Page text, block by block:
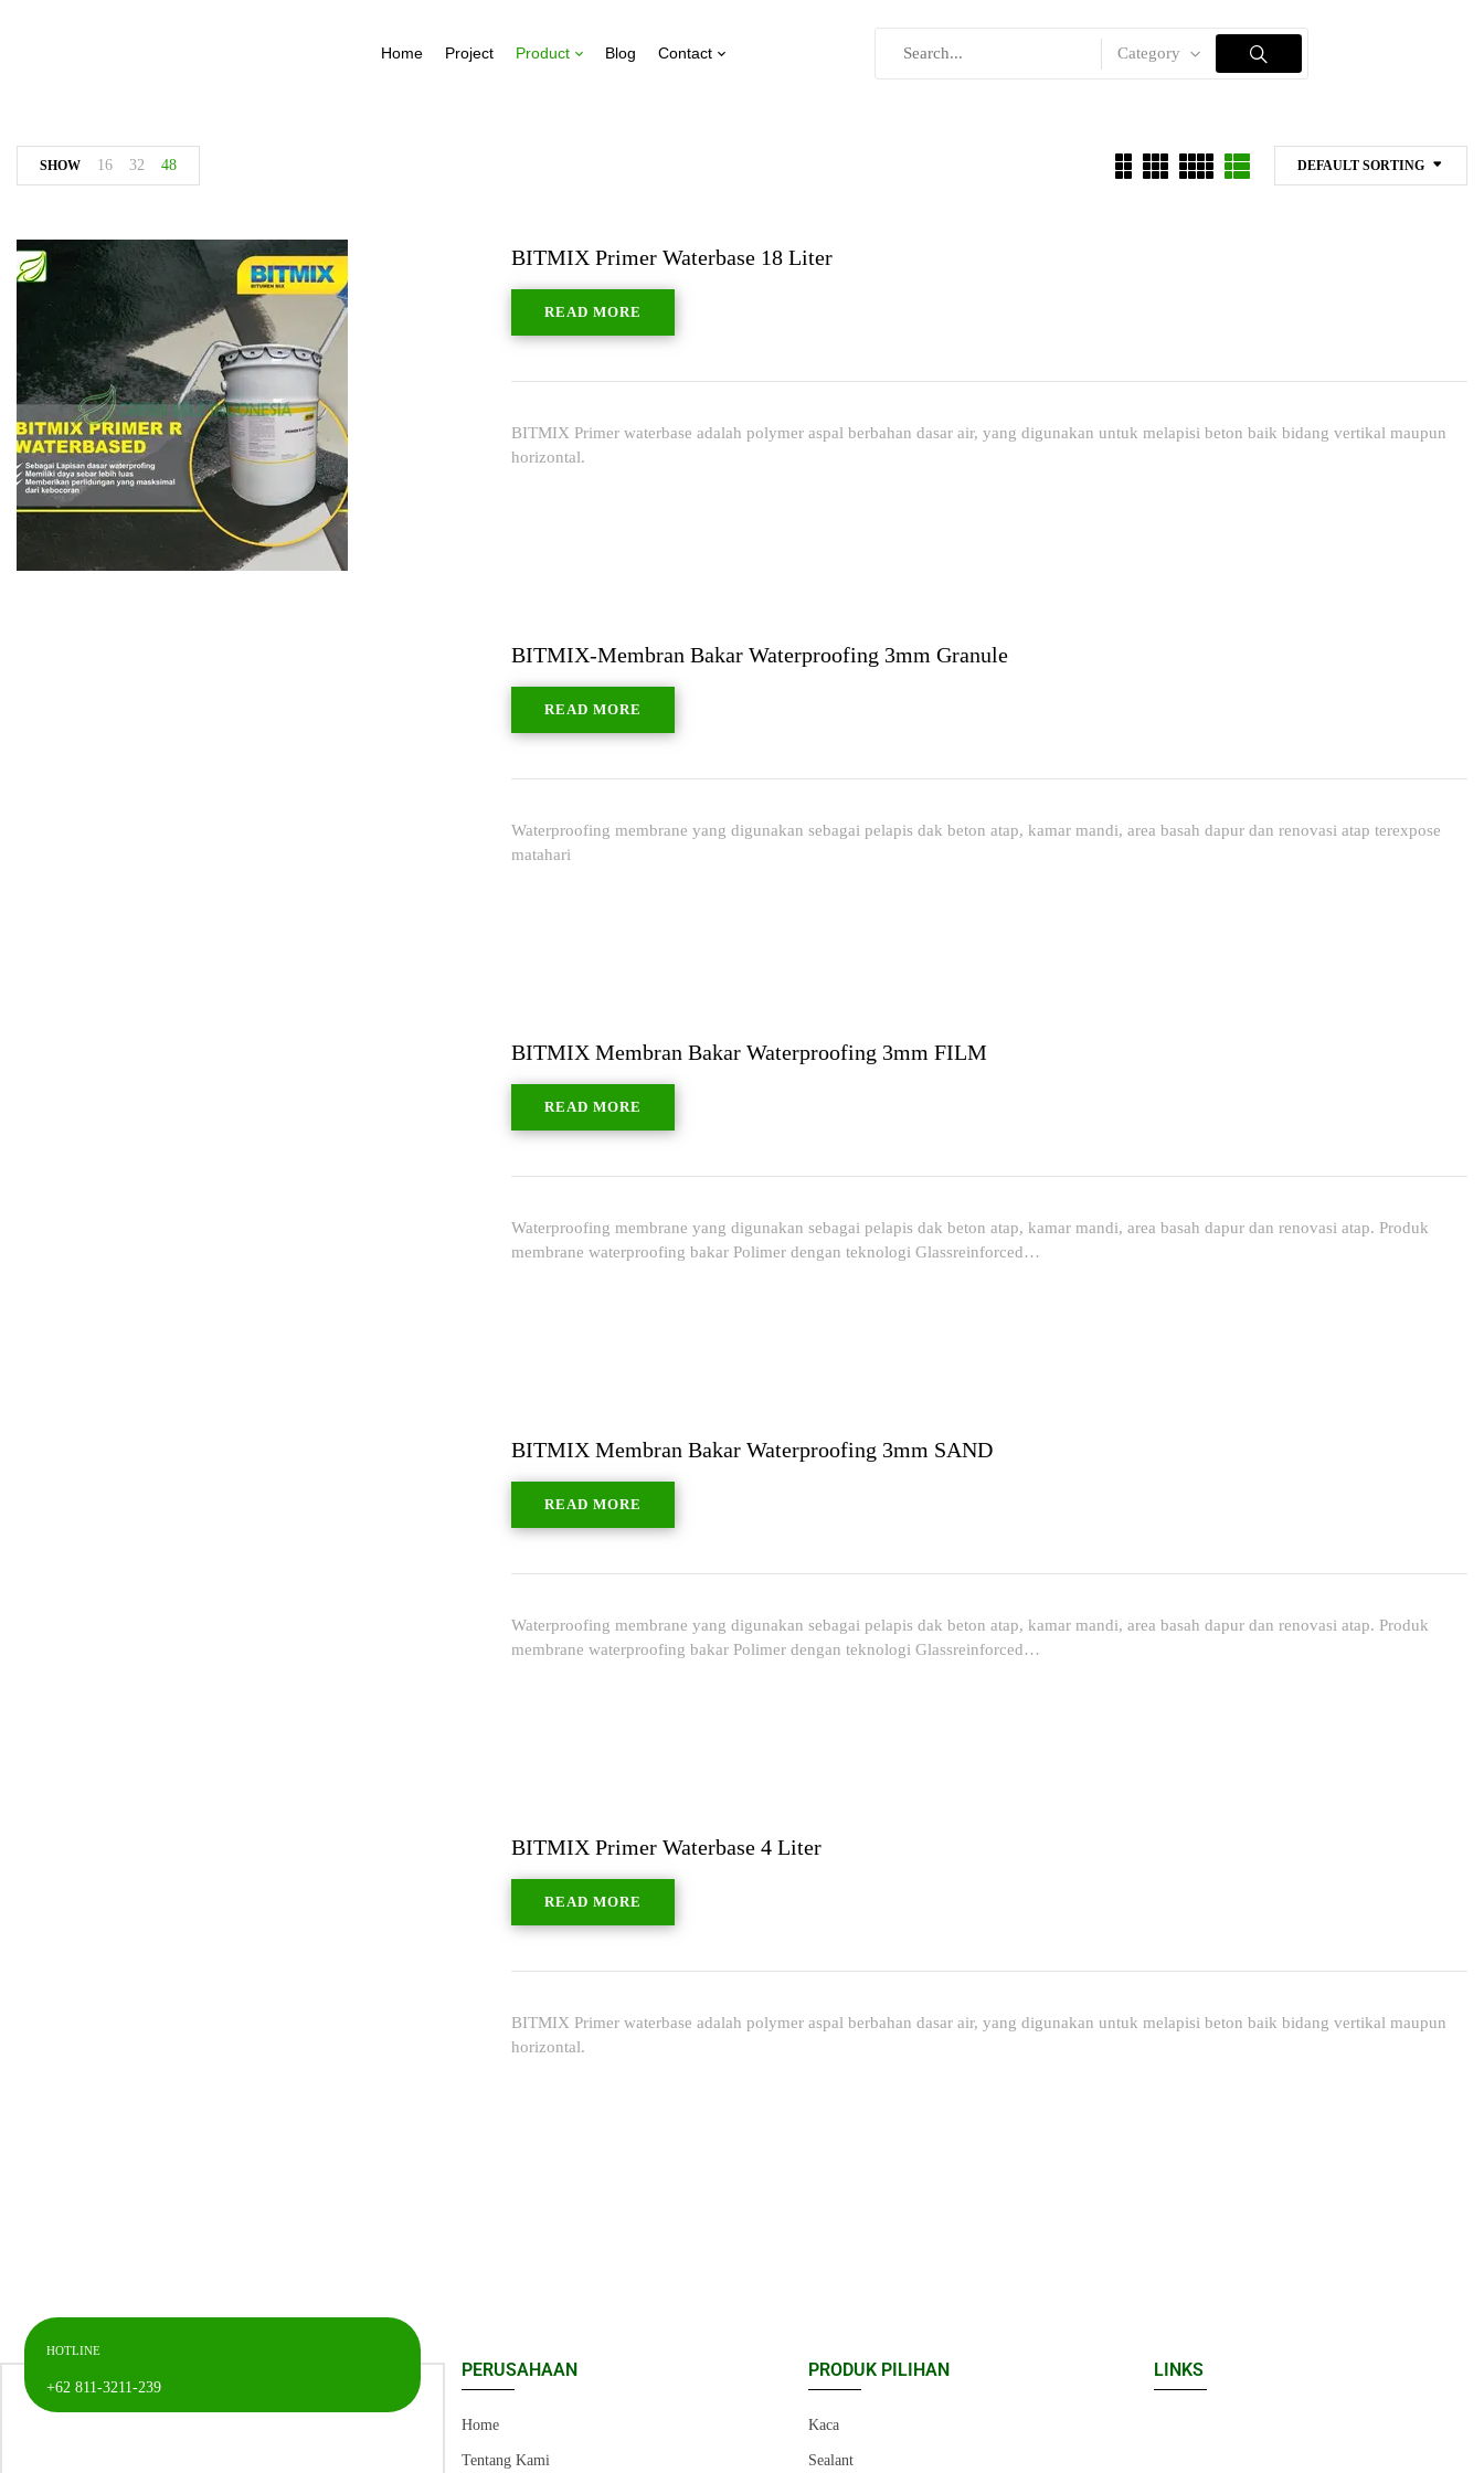
Home Project Product Blog Contact Category
DEFAULT SORTING
SHOW 16 32 48
BITMIX Primer Waterbase 18 Liter
READ MORE
BITMIX Primer waterbase adalah polymer aspal berbahan dasar air, yang digunakan untuk melapisi beton baik bidang vertikal maupun
horizontal.
BITMIX-Membran Bakar Waterproofing 3mm Granule
READ MORE
Waterproofing membrane yang digunakan sebagai pelapis dak beton atap, kamar mandi, area basah dapur dan renovasi atap terexpose
matahari
BITMIX Membran Bakar Waterproofing 3mm FILM
READ MORE
Waterproofing membrane yang digunakan sebagai pelapis dak beton atap, kamar mandi, area basah dapur dan renovasi atap. Produk
membrane waterproofing bakar Polimer dengan teknologi Glassreinforced…
BITMIX Membran Bakar Waterproofing 3mm SAND
READ MORE
Waterproofing membrane yang digunakan sebagai pelapis dak beton atap, kamar mandi, area basah dapur dan renovasi atap. Produk
membrane waterproofing bakar Polimer dengan teknologi Glassreinforced…
BITMIX Primer Waterbase 4 Liter
READ MORE
BITMIX Primer waterbase adalah polymer aspal berbahan dasar air, yang digunakan untuk melapisi beton baik bidang vertikal maupun
horizontal.
HOTLINE
+62 811-3211-239
PERUSAHAAN
Home
Tentang Kami
PRODUK PILIHAN
Kaca
Sealant
LINKS